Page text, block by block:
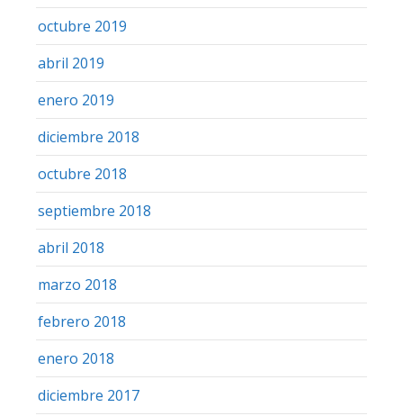
octubre 2019
abril 2019
enero 2019
diciembre 2018
octubre 2018
septiembre 2018
abril 2018
marzo 2018
febrero 2018
enero 2018
diciembre 2017